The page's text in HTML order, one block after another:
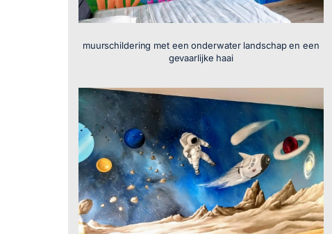
muurschildering met een onderwater landschap en een
gevaarlijke haai